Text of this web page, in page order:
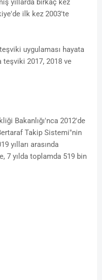
yıllarda birkaç kez
ilk kez 2003'te
uygulaması hayata
teşviki 2017, 2018 ve
Bakanlığı'nca 2012'de
Takip Sistemi"nin
yılları arasında
7 yılda toplamda 519 bin